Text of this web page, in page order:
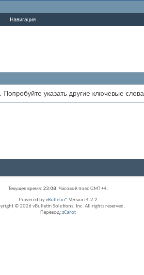
Навигация
указать другие ключевые слова.
Текущее время: 23:08. Часовой пояс GMT +4.
Powered byvBulletin® Version 4.2.2
© 2026 vBulletin Solutions, Inc. All rights reserved.
Перевод: zCarot